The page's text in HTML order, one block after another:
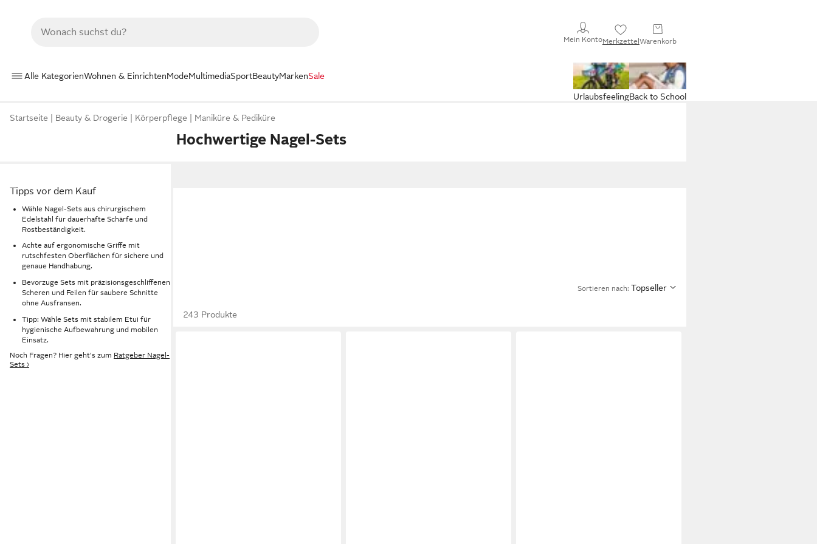
Mein KontoMerkzettelWarenkorb
Alle KategorienWohnen & EinrichtenModeMultimediaSportBeautyMarkenSale
Back to School
Urlaubsfeeling
Startseite Beauty & Drogerie Körperpflege Maniküre & Pediküre
Hochwertige Nagel-Sets
Tipps vor dem Kauf
Wähle Nagel-Sets aus chirurgischem
Edelstahl für dauerhafte Schärfe und
Rostbeständigkeit.
Achte auf ergonomische Griffe mit
rutschfesten Oberflächen für sichere und
genaue Handhabung.
Bevorzuge Sets mit präzisionsgeschliffenen
Scheren und Feilen für saubere Schnitte
ohne Ausfransen.
Tipp: Wähle Sets mit stabilem Etui für
hygienische Aufbewahrung und mobilen
Einsatz.
Noch Fragen? Hier geht's zum Ratgeber Nagel-
Sets ›
Sortieren nach: Topseller
243 Produkte